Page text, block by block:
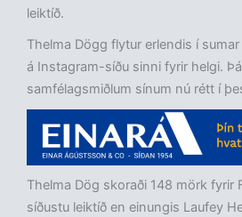
leiktíð.
Thelma Dögg flytur erlendis í
á Instagram-síðu sinni fyrir helgi.
samfélagsmiðlum sínum nú rétt í
Thelma Dög skoraði 148 mörk fyrir
síðustu leiktíð en einungis Laufey